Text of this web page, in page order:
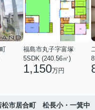
福島市丸子字富塚
5SDK (240.56㎡)
1,150万円
市居合町 松長小・一箕中